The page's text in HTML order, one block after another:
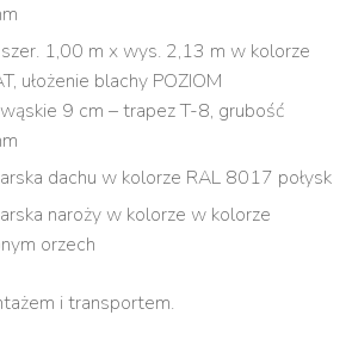
1,00 m x wys. 2,13 m w kolorze
ułożenie blachy POZIOM
9 cm – trapez T-8, grubość
dachu w kolorze RAL 8017 połysk
naroży w kolorze w kolorze
orzech
i transportem.